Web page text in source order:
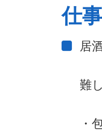
仕
居
難
・